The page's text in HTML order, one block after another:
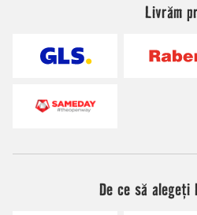
Livrăm
De ce să alegeți